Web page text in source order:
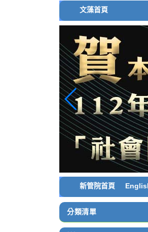
文藻首頁
新管院首頁
分類清單